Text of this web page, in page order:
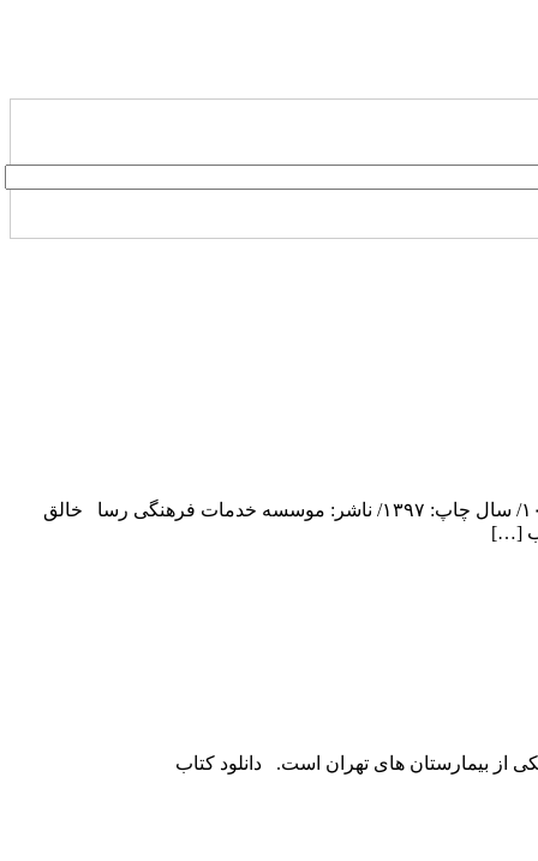
تیم ملی بهبود/ مولف: هادی آقازاده/ قطع: رقعی/ نوع جلد: شومیز/ تعداد صفحه:۳۴۴/ نوبت چاپ: اول/ شابک: ۹۷۸-۹۶۴-۳۱۷-۹۵۶-۴/ تیراژ:۱۰۰۰/ سال چاپ: ۱۳۹۷/ ناشر: موسسه خدمات فرهنگی رسا خالق
[…]
بیمارستان های تهران است. دانلود کتاب